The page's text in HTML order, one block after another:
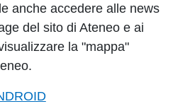
anche accedere alle news
del sito di Ateneo e ai
la "mappa"